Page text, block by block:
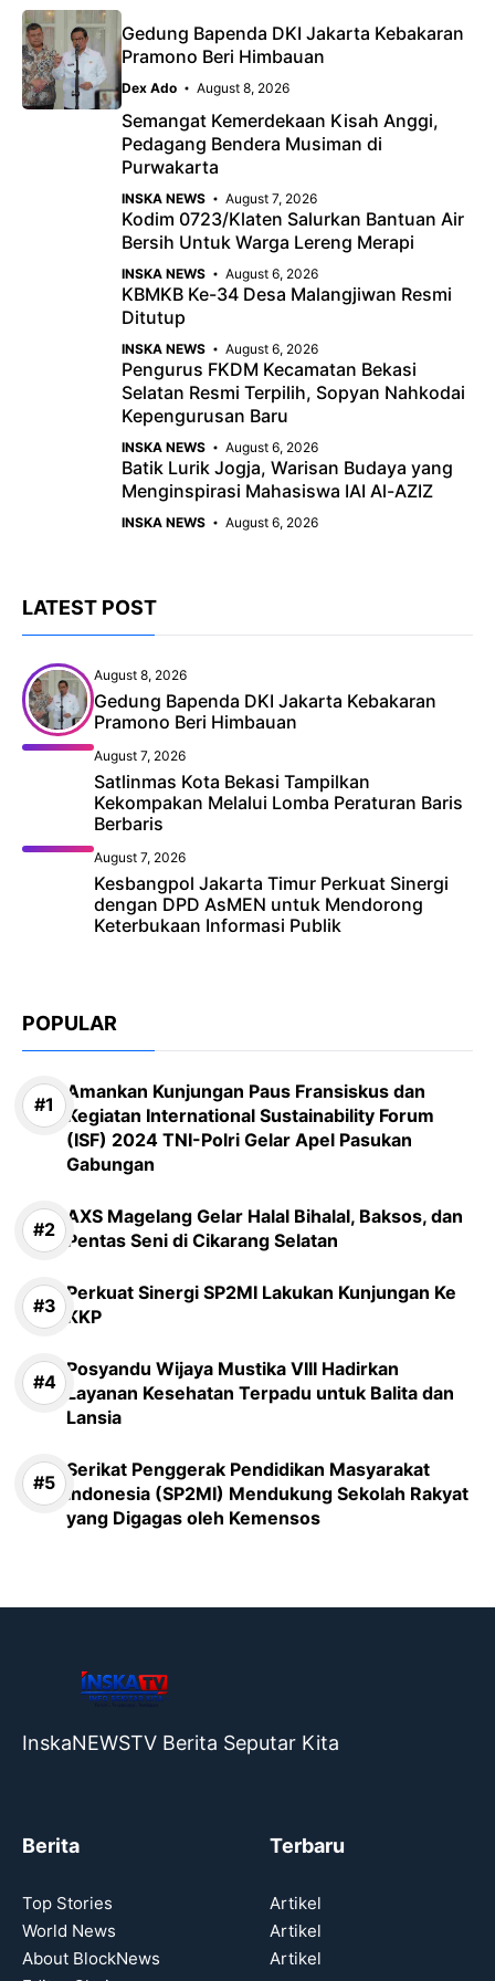
o
o
k
A
p
p
a
m
Gedung Bapenda DKI Jakarta Kebakaran
Pramono Beri Himbauan
Dex Ado August 8, 2026
Semangat Kemerdekaan Kisah Anggi,
Pedagang Bendera Musiman di
Purwakarta
INSKA NEWS August 7, 2026
Kodim 0723/Klaten Salurkan Bantuan Air
Bersih Untuk Warga Lereng Merapi
INSKA NEWS August 6, 2026
KBMKB Ke-34 Desa Malangjiwan Resmi
Ditutup
INSKA NEWS August 6, 2026
Pengurus FKDM Kecamatan Bekasi
Selatan Resmi Terpilih, Sopyan Nahkodai
Kepengurusan Baru
INSKA NEWS August 6, 2026
Batik Lurik Jogja, Warisan Budaya yang
Menginspirasi Mahasiswa IAI Al-AZIZ
INSKA NEWS August 6, 2026
LATEST POST
August 8, 2026
Gedung Bapenda DKI Jakarta Kebakaran
Pramono Beri Himbauan
August 7, 2026
Satlinmas Kota Bekasi Tampilkan
Kekompakan Melalui Lomba Peraturan Baris
Berbaris
August 7, 2026
Kesbangpol Jakarta Timur Perkuat Sinergi
dengan DPD AsMEN untuk Mendorong
Keterbukaan Informasi Publik
POPULAR
Amankan Kunjungan Paus Fransiskus dan
Kegiatan International Sustainability Forum
(ISF) 2024 TNI-Polri Gelar Apel Pasukan
Gabungan
AXS Magelang Gelar Halal Bihalal, Baksos, dan
Pentas Seni di Cikarang Selatan
Perkuat Sinergi SP2MI Lakukan Kunjungan Ke
KKP
Posyandu Wijaya Mustika VIII Hadirkan
Layanan Kesehatan Terpadu untuk Balita dan
Lansia
Serikat Penggerak Pendidikan Masyarakat
Indonesia (SP2MI) Mendukung Sekolah Rakyat
yang Digagas oleh Kemensos
InskaNEWSTV Berita Seputar Kita
Berita
Top Stories
World News
About BlockNews
Terbaru
Artikel
Artikel
Artikel